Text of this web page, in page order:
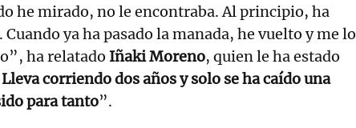
he mirado, no le encontraba. Al principio, ha
Cuando ya ha pasado la manada, he vuelto y me lo
ha relatado Iñaki Moreno, quien le ha estado
Lleva corriendo dos años y solo se ha caído una
para tanto”.